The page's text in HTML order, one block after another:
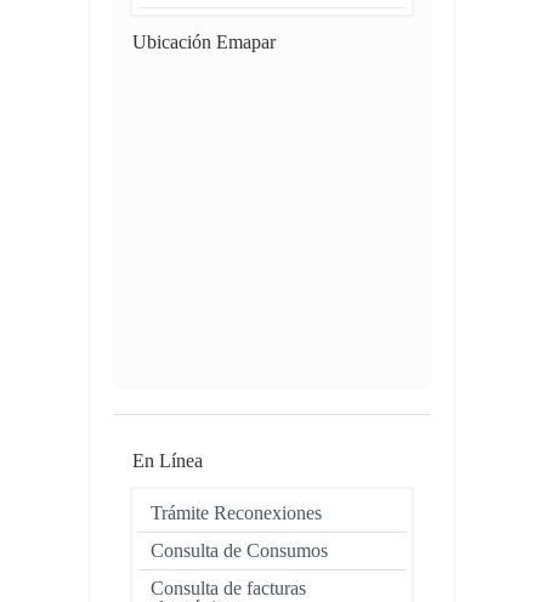
Ubicación Emapar
En Línea
Trámite Reconexiones
Consulta de Consumos
Consulta de facturas